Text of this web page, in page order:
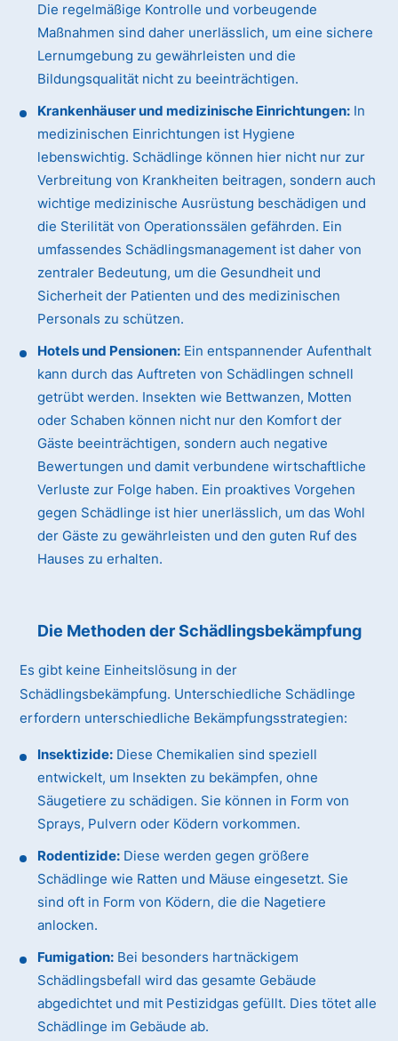
Die regelmäßige Kontrolle und vorbeugende
Maßnahmen sind daher unerlässlich, um eine sichere
Lernumgebung zu gewährleisten und die
Bildungsqualität nicht zu beeinträchtigen.
Krankenhäuser und medizinische Einrichtungen: In
medizinischen Einrichtungen ist Hygiene
lebenswichtig. Schädlinge können hier nicht nur zur
Verbreitung von Krankheiten beitragen, sondern auch
wichtige medizinische Ausrüstung beschädigen und
die Sterilität von Operationssälen gefährden. Ein
umfassendes Schädlingsmanagement ist daher von
zentraler Bedeutung, um die Gesundheit und
Sicherheit der Patienten und des medizinischen
Personals zu schützen.
Hotels und Pensionen: Ein entspannender Aufenthalt
kann durch das Auftreten von Schädlingen schnell
getrübt werden. Insekten wie Bettwanzen, Motten
oder Schaben können nicht nur den Komfort der
Gäste beeinträchtigen, sondern auch negative
Bewertungen und damit verbundene wirtschaftliche
Verluste zur Folge haben. Ein proaktives Vorgehen
gegen Schädlinge ist hier unerlässlich, um das Wohl
der Gäste zu gewährleisten und den guten Ruf des
Hauses zu erhalten.
Die Methoden der Schädlingsbekämpfung
Es gibt keine Einheitslösung in der
Schädlingsbekämpfung. Unterschiedliche Schädlinge
erfordern unterschiedliche Bekämpfungsstrategien:
Insektizide: Diese Chemikalien sind speziell
entwickelt, um Insekten zu bekämpfen, ohne
Säugetiere zu schädigen. Sie können in Form von
Sprays, Pulvern oder Ködern vorkommen.
Rodentizide: Diese werden gegen größere
Schädlinge wie Ratten und Mäuse eingesetzt. Sie
sind oft in Form von Ködern, die die Nagetiere
anlocken.
Fumigation: Bei besonders hartnäckigem
Schädlingsbefall wird das gesamte Gebäude
abgedichtet und mit Pestizidgas gefüllt. Dies tötet alle
Schädlinge im Gebäude ab.